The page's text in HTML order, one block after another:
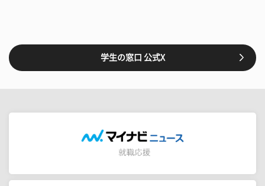
学生の窓口 公式X